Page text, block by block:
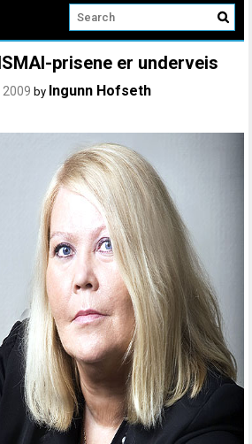
prisene er underveis
2009 by Ingunn Hofseth